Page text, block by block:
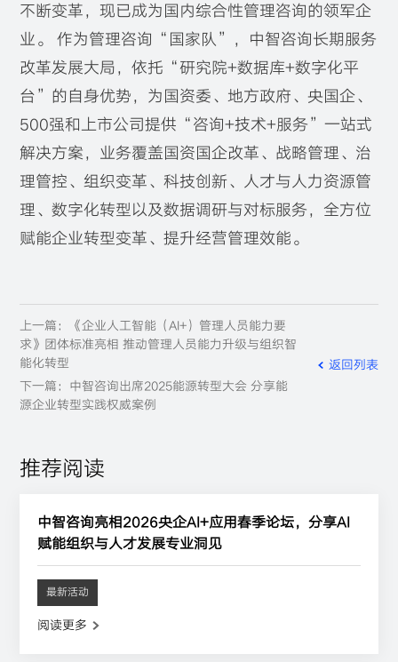
不断变革，现已成为国内综合性管理咨询的领军企
业。 作为管理咨询“国家队”，中智咨询长期服务
改革发展大局，依托“研究院+数据库+数字化平
台”的自身优势，为国资委、地方政府、央国企、
500强和上市公司提供“咨询+技术+服务”一站式
解决方案，业务覆盖国资国企改革、战略管理、治
理管控、组织变革、科技创新、人才与人力资源管
理、数字化转型以及数据调研与对标服务，全方位
赋能企业转型变革、提升经营管理效能。
上一篇：《企业人工智能（AI+）管理人员能力要
求》团体标准亮相 推动管理人员能力升级与组织智
能化转型
下一篇：中智咨询出席2025能源转型大会 分享能
源企业转型实践权威案例
返回列表
推荐阅读
中智咨询亮相2026央企AI+应用春季论坛，分享AI
赋能组织与人才发展专业洞见
最新活动
阅读更多